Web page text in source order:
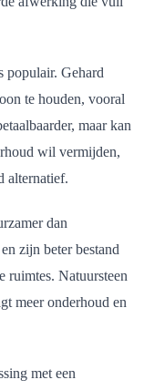
populair. Gehard
te houden, vooral
maar kan
wil vermijden,
alternatief.
dan
zijn beter bestand
ruimtes. Natuursteen
meer onderhoud en
met een